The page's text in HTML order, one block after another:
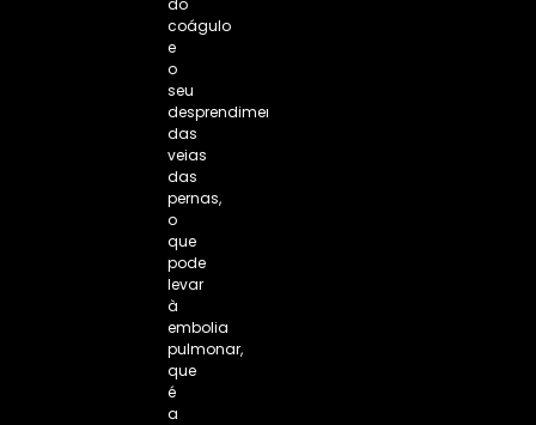
coágulo
e
o
seu
desprendimento
das
veias
das
pernas,
o
que
pode
levar
à
embolia
pulmonar,
que
é
a